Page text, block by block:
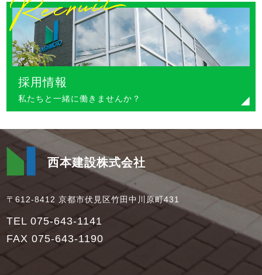
採用情報
私たちと一緒に働きませんか？
西本建設株式会社
〒612-8412 京都市伏見区竹田中川原町431
TEL 075-643-1141
FAX 075-643-1190